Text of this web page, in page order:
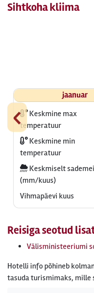
Sihtkoha kliima
‹
jaanuar
Keskmine max
temperatuur
Keskmine min
temperatuur
Keskmiselt
(mm/kuus)
Vihmapäevi kuus
Reisiga seotud
Välisministeeriumi
Hotelli info põhineb
tasuda turismimaks, mille